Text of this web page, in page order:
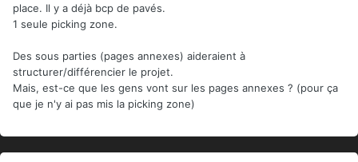
place. Il y a déjà bcp de pavés.
1 seule picking zone.
Des sous parties (pages annexes) aideraient à
structurer/différencier le projet.
Mais, est-ce que les gens vont sur les pages annexes ? (pour ça
que je n'y ai pas mis la picking zone)